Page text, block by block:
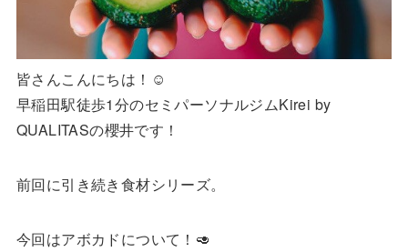
皆さんこんにちは！☺️
早稲田駅徒歩1分のセミパーソナルジムKirei by
QUALITASの櫻井です！
前回に引き続き食材シリーズ。
今回はアボカドについて！🥑